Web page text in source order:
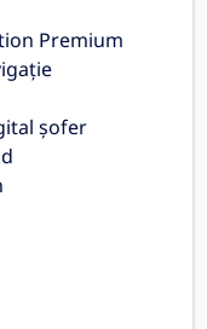
Premium
șofer